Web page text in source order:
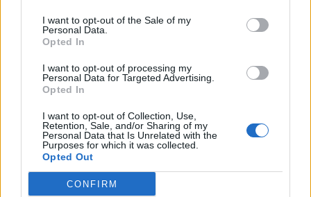
I want to opt-out of the Sale of my
Personal Data.
Opted In
I want to opt-out of processing my
Personal Data for Targeted Advertising.
Opted In
I want to opt-out of Collection, Use,
Retention, Sale, and/or Sharing of my
Personal Data that Is Unrelated with the
Purposes for which it was collected.
Opted Out
CONFIRM
Összes videó
NE MARADJ LE RÓLA